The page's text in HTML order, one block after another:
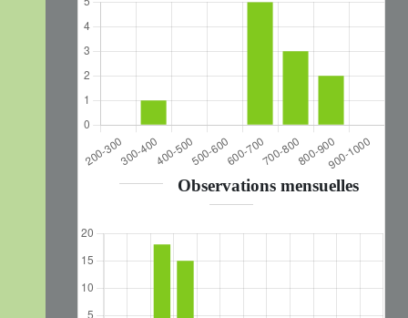
Observations mensuelles